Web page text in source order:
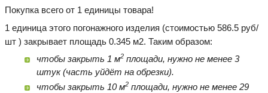
Покупка всего от 1 единицы товара!
1 единица этого погонажного изделия (стоимостью 586.5 руб/
шт ) закрывает площадь 0.345 м2. Таким образом:
чтобы закрыть 1 м2площади, нужно не менее 3
штук (часть уйдёт на обрезки).
чтобы закрыть 10 м2площади, нужно не менее 29